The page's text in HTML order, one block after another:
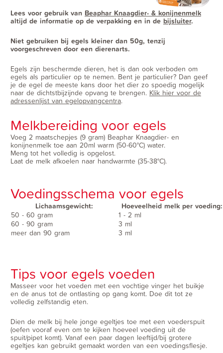
Lees voor gebruik van Beaphar Knaagdier- & konijnenmelk
altijd de informatie op de verpakking en in de bijsluiter.
Niet gebruiken bij egels kleiner dan 50g, tenzij
voorgeschreven door een dierenarts.
Egels zijn beschermde dieren, het is dan ook verboden om
egels als particulier op te nemen. Bent je particulier? Dan geef
je de egel de meeste kans door het dier zo spoedig mogelijk
naar de dichtstbijzijnde opvang te brengen. Klik hier voor de
adressenlijst van egelopvangcentra.
Melkbereiding voor egels
Voeg 2 maatschepjes (9 gram) Beaphar Knaagdier- en
konijnenmelk toe aan 20ml warm (50-60°C) water.
Meng tot het volledig is opgelost.
Laat de melk afkoelen naar handwarmte (35-38°C).
Voedingsschema voor egels
Lichaamsgewicht: Hoeveelheid melk per voeding:
50 - 60 gram
1 - 2 ml
60 - 90 gram
3 ml
meer dan 90 gram
3 ml
Tips voor egels voeden
Masseer voor het voeden met een vochtige vinger het buikje
en de anus tot de ontlasting op gang komt. Doe dit tot ze
volledig zelfstandig eten.
Dien de melk bij hele jonge egeltjes toe met een voederspuit
(oefen vooraf even om te kijken hoeveel voeding uit de
spuit/pipet komt). Vanaf een paar dagen leeftijd/bij grotere
egeltjes kan gebruikt gemaakt worden van een voedingsflesje.